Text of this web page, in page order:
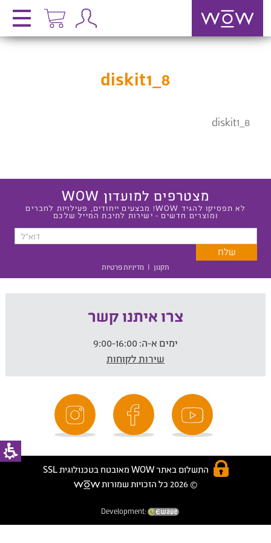
diskit1_8
diskit1_8
מצטרפים למועדון WOW
לא תפסיקו להגיד WOW! מבצעים ייחודים, פעילויות לחברים
ומוצרים חדשים - ישירות לתיבת המייל שלכם
תקנון | מדיניות פרטיות
צרו איתנו קשר
ימים א-ה:
שירות לקוחות
התשלום באתר WOW מאובטח בטכנולוגית SSL
© 2026 כל הזכויות שמורות
Development: